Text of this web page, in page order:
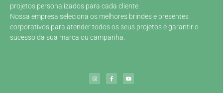
projetos personalizados para cada cliente.
Nossa empresa seleciona os melhores brindes e presentes
corporativos para atender todos os seus projetos e garantir o
sucesso da sua marca ou campanha.